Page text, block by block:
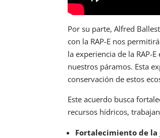
Por su parte, Alfred
con la RAP-E nos
la experiencia de la RAP-
nuestros páramos. Esta
conservación de estos
Este acuerdo busca
recursos hídricos,
Fortalecimiento de la